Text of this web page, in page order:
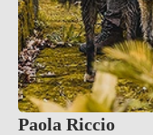
Paola Riccio